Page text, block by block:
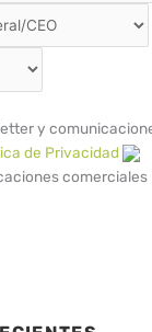
y
de Privacidad
comerciales